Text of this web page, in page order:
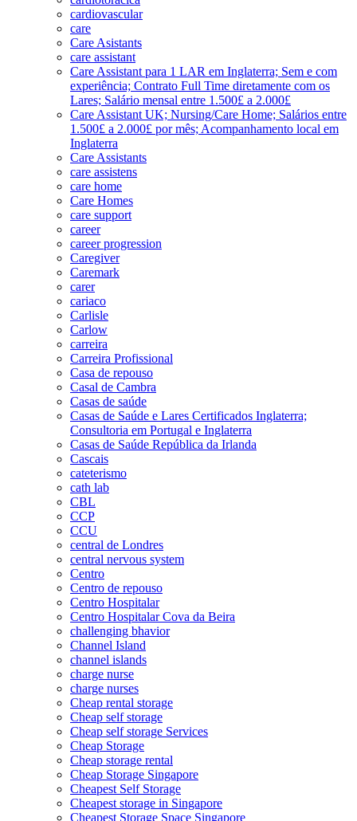
cardiovascular
care
Care Asistants
care assistant
Care Assistant para 1 LAR em Inglaterra; Sem e com
experiência; Contrato Full Time diretamente com os
Lares; Salário mensal entre 1.500£ a 2.000£
Care Assistant UK; Nursing/Care Home; Salários entre
1.500£ a 2.000£ por mês; Acompanhamento local em
Inglaterra
Care Assistants
care assistens
care home
Care Homes
care support
career
career progression
Caregiver
Caremark
carer
cariaco
Carlisle
Carlow
carreira
Carreira Profissional
Casa de repouso
Casal de Cambra
Casas de saúde
Casas de Saúde e Lares Certificados Inglaterra;
Consultoria em Portugal e Inglaterra
Casas de Saúde República da Irlanda
Cascais
cateterismo
cath lab
CBL
CCP
CCU
central de Londres
central nervous system
Centro
Centro de repouso
Centro Hospitalar
Centro Hospitalar Cova da Beira
challenging bhavior
Channel Island
channel islands
charge nurse
charge nurses
Cheap rental storage
Cheap self storage
Cheap self storage Services
Cheap Storage
Cheap storage rental
Cheap Storage Singapore
Cheapest Self Storage
Cheapest storage in Singapore
Cheapest Storage Space Singapore